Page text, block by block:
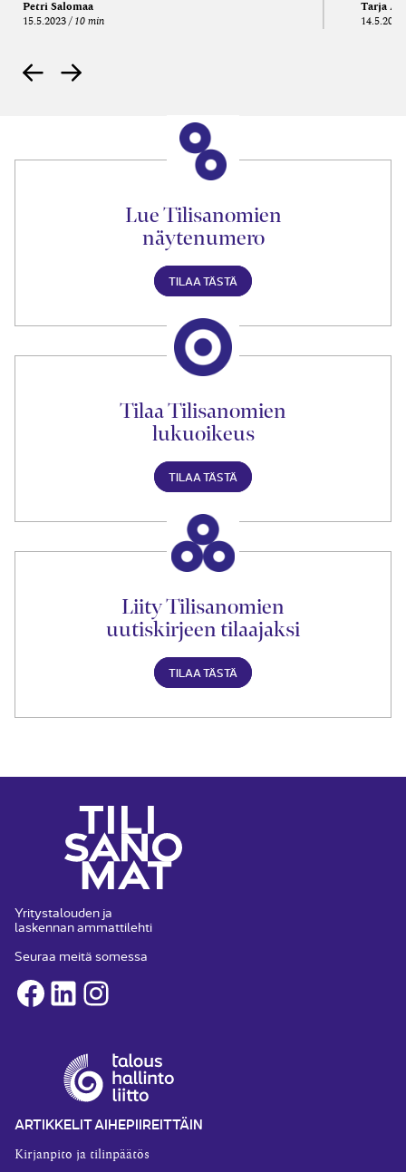
Petri Salomaa
15.5.2023 10 min
Tarja
14.5.2021
Lue Tilisanomien
näytenumero
TILAA TÄSTÄ
Tilaa Tilisanomien
lukuoikeus
TILAA TÄSTÄ
Liity Tilisanomien
uutiskirjeen tilaajaksi
TILAA TÄSTÄ
Yritystalouden ja
laskennan ammattilehti
Seuraa meitä somessa
Facebook
LinkedInInstagram
ARTIKKELIT AIHEPIIREITTÄIN
Kirjanpito ja tilinpäätös